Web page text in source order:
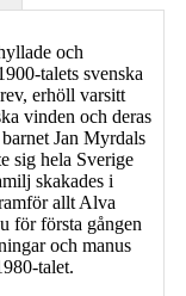
och
talets svenska
erhöll varsitt
vinden och deras
Jan Myrdals
sig hela Sverige
skakades i
allt Alva
för första gången
och manus
talet.